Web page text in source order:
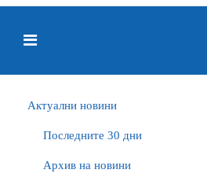
Актуални новини
Последните 30 дни
Архив на новини